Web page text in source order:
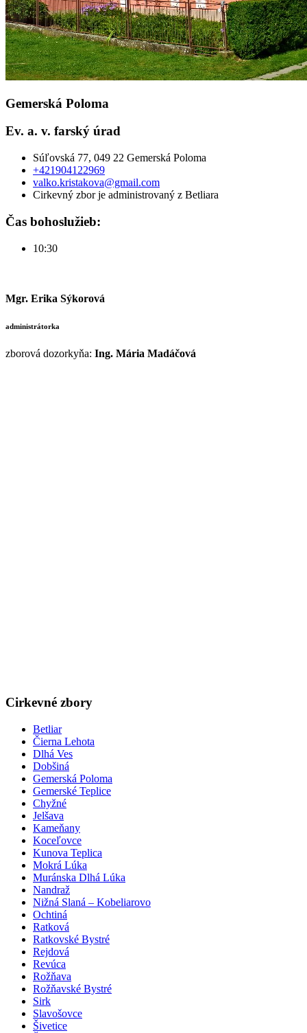
Gemerská Poloma
Ev. a. v. farský úrad
Súľovská 77, 049 22 Gemerská Poloma
+421904122969
valko.kristakova@gmail.com
Cirkevný zbor je administrovaný z Betliara
Čas bohoslužieb:
10:30
Mgr. Erika Sýkorová
administrátorka
zborová dozorkyňa: Ing. Mária Madáčová
Cirkevné zbory
Betliar
Čierna Lehota
Dlhá Ves
Dobšiná
Gemerská Poloma
Gemerské Teplice
Chyžné
Jelšava
Kameňany
Koceľovce
Kunova Teplica
Mokrá Lúka
Muránska Dlhá Lúka
Nandraž
Nižná Slaná – Kobeliarovo
Ochtiná
Ratková
Ratkovské Bystré
Rejdová
Revúca
Rožňava
Rožňavské Bystré
Sirk
Slavošovce
Šivetice